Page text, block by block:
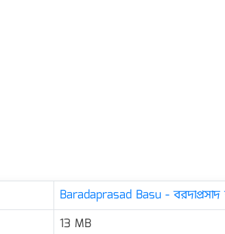
Baradaprasad Basu -
13 MB